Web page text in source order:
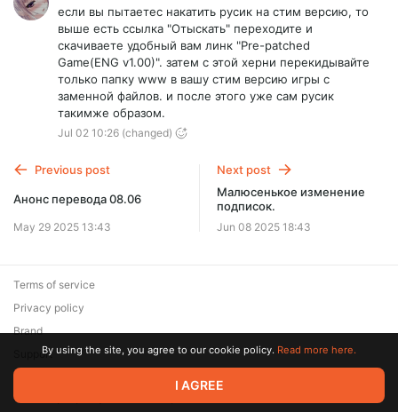
если вы пытаетес накатить русик на стим версию, то
выше есть ссылка "Отыскать" переходите и
скачиваете удобный вам линк "Pre-patched
Game(ENG v1.00)". затем с этой херни перекидывайте
только папку www в вашу стим версию игры с
заменной файлов. и после этого уже сам русик
такимже образом.
Jul 02 10:26 (changed)
Previous post
Анонс перевода 08.06
May 29 2025 13:43
Next post
Малюсенькое изменение
подписок.
Jun 08 2025 18:43
© 2026 Zaya Solutions Limited. All rights reserved. All trademarks
are the property of their respective owners.
Terms of service
Privacy policy
Brand
SupportBy using the site, you agree to our cookie policy. Read more here.
I AGREE